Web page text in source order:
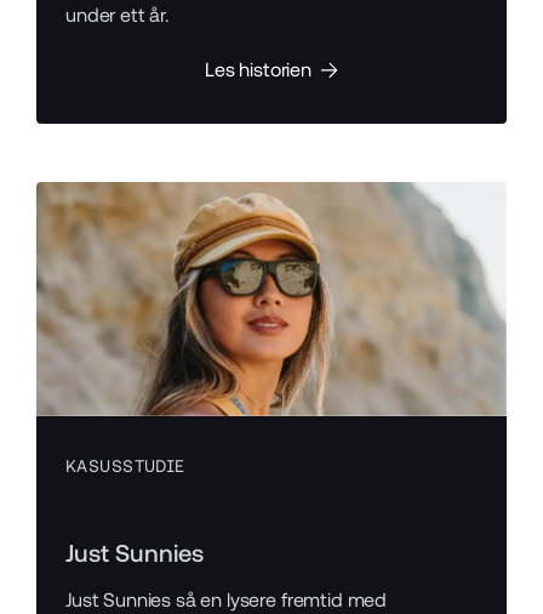
under ett år.
Les historien
KASUSSTUDIE
Just Sunnies
Just Sunnies så en lysere fremtid med